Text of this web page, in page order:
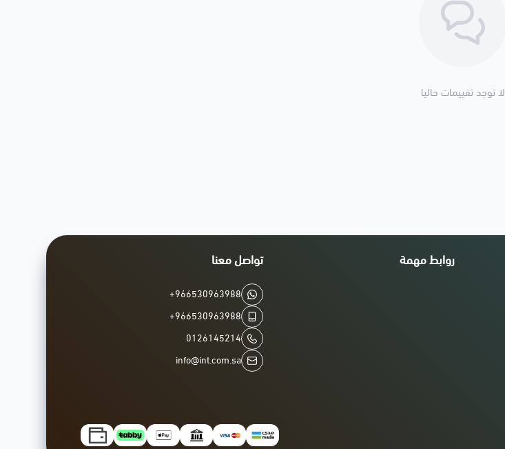
لا توجد تقييمات حاليا
روابط مهمة تواصل معنا
+966530963988
+966530963988
0126145214
info@int.com.sa